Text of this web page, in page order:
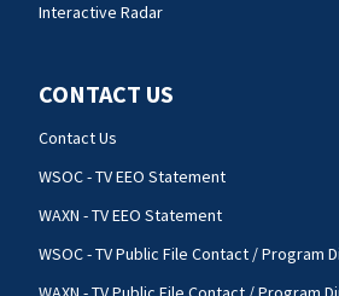
Interactive Radar
CONTACT US
Contact Us
WSOC - TV EEO Statement
WAXN - TV EEO Statement
WSOC - TV Public File Contact / Program